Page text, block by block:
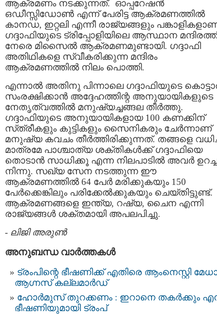
ആക്രമണം നടക്കുന്നത്. ഓപ്പറേഷന്‍
ഒഡീസ്സിഡോണ്‍ എന്ന് പേരിട്ട ആക്രമണത്തില്‍
കാനഡ, ഇറ്റലി എന്നീ രാജ്യങ്ങളും
ഗദ്ദാഫിയുടെ ട്രിപ്പോളിയിലെ ആസ്ഥാന
നേരെ മിസൈല്‍ ആക്രമണമുണ്ടായി. ഗദ്ദാഫി
അതിഥികളെ സ്വീകരിക്കുന്ന മന്ദിരം
ആക്രമണത്തില്‍ നിലം‌ പൊത്തി.
എന്നാല്‍ അതിനു പിന്നാലെ ഗദ്ദാഫിയുടെ
സംരക്ഷിക്കാന്‍ അദ്ദേഹത്തിന്റ അനുയായികളുടെ
നേതൃത്വത്തില്‍ മനുഷ്യച്ചങ്ങല തീര്‍ത്തു.
ഗദ്ദാഫിയുടെ അനുയായികളായ 100 കണക്കിന്
സ്‌ത്രീകളും കുട്ടികളും സൈനികരും ചേര്‍ന്നാണ്
മനുഷ്യ കവചം തീര്‍ത്തിരിക്കുന്നത്‌. തങ്ങളെ
മാത്രമേ പാശ്ചാത്യ ശക്തികള്‍ക്ക് ഗദ്ദാഫിയെ
തൊടാന്‍ സാധിക്കൂ എന്ന നിലപാടില്‍ അവര്‍
നിന്നു. സഖ്യ സേന നടത്തുന്ന ഈ
ആക്രമണത്തില്‍ 64 പേര്‍ മരിക്കുകയും 150
പേര്‍ക്കെങ്കിലും പരിക്കേല്‍ക്കുകയും ചെയ്തിട്ടുണ്ട്.
ആക്രമണങ്ങളെ ഇന്ത്യ, റഷ്യ, ചൈന എന്നി
രാജ്യങ്ങള്‍ ശക്തമായി അപലപിച്ചു.
- ലിജി അരുണ്‍
അനുബന്ധ വാര്‍ത്തകള്‍
ട്രംപിന്റെ ഭീഷണിക്ക് എതിരെ ആംനെസ്റ്റി
ആഗ്നസ് കല്ലമാർഡ്
ഹോർമുസ് തുറക്കണം : ഇറാനെ തകർക്കും
ഭീഷണിയുമായി ട്രംപ്